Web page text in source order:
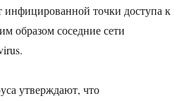
инфицированной точки доступа к
образом соседние сети
утверждают, что